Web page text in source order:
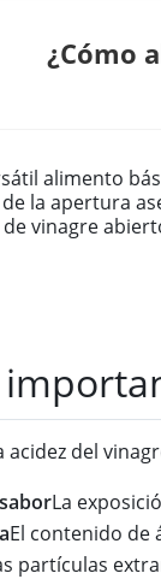
¿Cómo
alimento
la apertura
vinagre
acidez del
La
El contenido de
partículas